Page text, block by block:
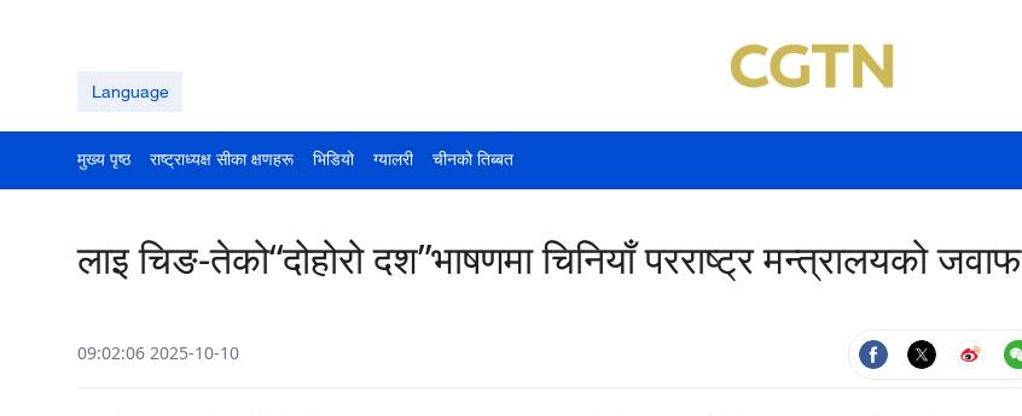
Language
मुख्य पृष्ठ राष्ट्राध्यक्ष सीका क्षणहरू भिडियो ग्यालरी चीनको तिब्बत
लाइ चिङ-तेको“दोहोरो दश”भाषणमा चिनियाँ परराष्ट्र मन्त्रालयको जवाफ
09:02:06 2025-10-10